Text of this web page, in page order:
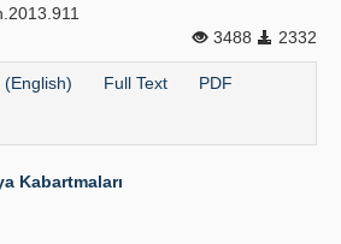
3488
2332
Full Text PDF
Kabartmaları